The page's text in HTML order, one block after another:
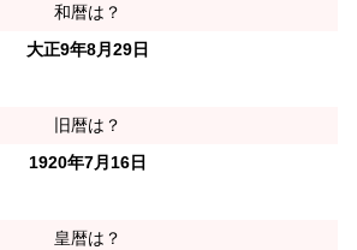
和暦は？
大正9年8月29日
旧暦は？
1920年7月16日
皇暦は？